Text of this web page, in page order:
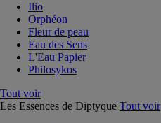
Ilio
Orphéon
Fleur de peau
Eau des Sens
L'Eau Papier
Philosykos
Tout voir
Les Essences de Diptyque Tout voir